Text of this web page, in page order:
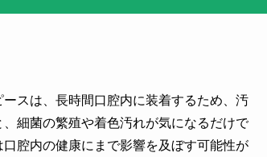
スは、長時間口腔内に装着するため、汚
細菌の繁殖や着色汚れが気になるだけで
腔内の健康にまで影響を及ぼす可能性が